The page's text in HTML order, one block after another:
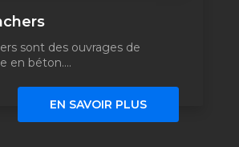
sont des ouvrages de
en béton....
EN SAVOIR PLUS